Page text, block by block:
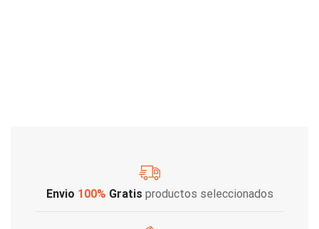
Envio 100% Gratis productos seleccionados